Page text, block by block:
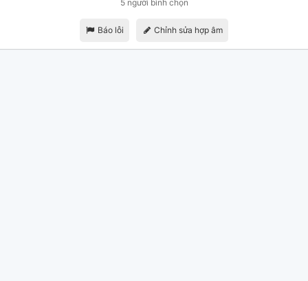
5 người bình chọn
Báo lỗi Chỉnh sửa hợp âm